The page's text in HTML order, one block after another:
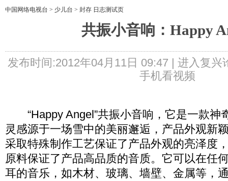
中国网络电视台 > 少儿台 > 封存 日志测试页
共振小音响：Happy
发布时间:2012年04月11日 09:47 | 进入复兴
手机看视频
“Happy Angel”共振小音响，它是一款神
灵感源于一场雪中的美丽邂逅，产品外观新
采取特殊制作工艺保证了产品外观的亮泽度
原料保证了产品高品质的音质。它可以在任
耳的音乐，如木材、玻璃、墙壁、金属等，